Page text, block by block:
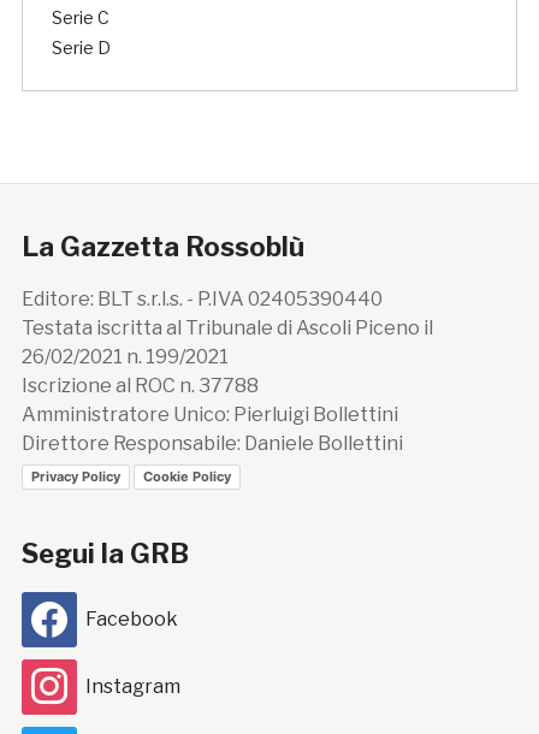
Serie C
Serie D
La Gazzetta Rossoblù
Editore: BLT s.r.l.s. - P.IVA 02405390440
Testata iscritta al Tribunale di Ascoli Piceno il
26/02/2021 n. 199/2021
Iscrizione al ROC n. 37788
Amministratore Unico: Pierluigi Bollettini
Direttore Responsabile: Daniele Bollettini
Privacy Policy Cookie Policy
Segui la GRB
Facebook
Instagram